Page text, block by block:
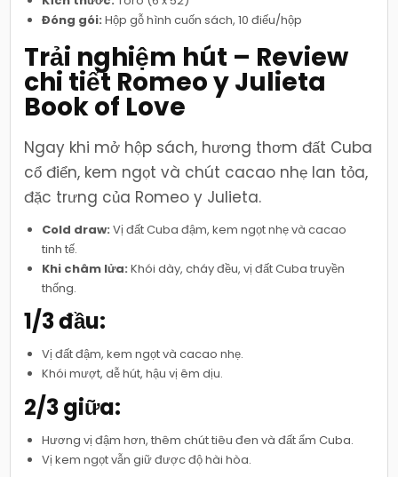
Đóng gói: Hộp gỗ hình cuốn sách, 10 điếu/hộp
Trải nghiệm hút – Review
chi tiết Romeo y Julieta
Book of Love
Ngay khi mở hộp sách, hương thơm đất Cuba
cổ điển, kem ngọt và chút cacao nhẹ lan tỏa,
đặc trưng của Romeo y Julieta.
Cold draw: Vị đất Cuba đậm, kem ngọt nhẹ và cacao
tinh tế.
Khi châm lửa: Khói dày, cháy đều, vị đất Cuba truyền
thống.
1/3 đầu:
Vị đất đậm, kem ngọt và cacao nhẹ.
Khói mượt, dễ hút, hậu vị êm dịu.
2/3 giữa:
Hương vị đậm hơn, thêm chút tiêu đen và đất ẩm Cuba.
Vị kem ngọt vẫn giữ được độ hài hòa.